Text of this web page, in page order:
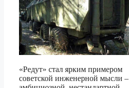
«Редут» стал ярким примером
советской инженерной мысли –